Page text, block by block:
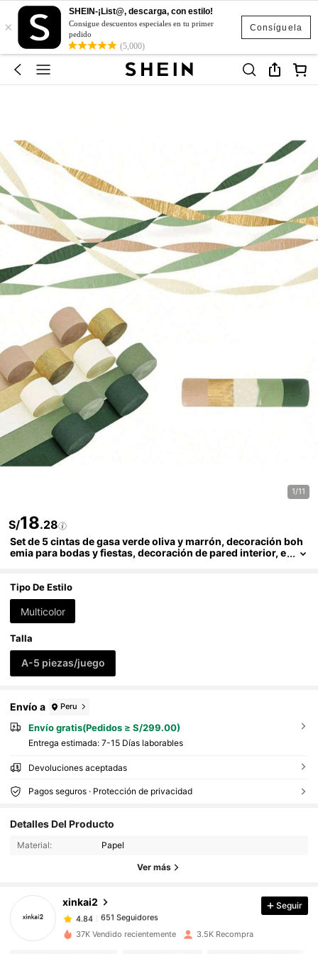
Consíguela
×
SHEIN-¡List@, descarga, con estilo!
Consigue descuentos especiales en tu primer
pedido
(5,000)
1/11
S/18.28
Set de 5 cintas de gasa verde oliva y marrón, decoración boh
emia para bodas y fiestas, decoración de pared interior, e
o
Tipo De Estilo
Multicolor
Talla
A-5 piezas/juego
Envío a Peru
Envío gratis(Pedidos ≥ S/299.00)
Entrega estimada: 7-15 Días laborables
Devoluciones aceptadas
Pagos seguros · Protección de privacidad
Detalles Del Producto
Material: Papel
Ver más
xinkai2
4.84 651 Seguidores
651 Seguidores
651 Seguidores
4.84
4.84
651 Seguidores
d***a
seguido
Hace 1 día
4.84
651 Seguidores
Seguir
37K Vendido recientemente 3.5K Recompra